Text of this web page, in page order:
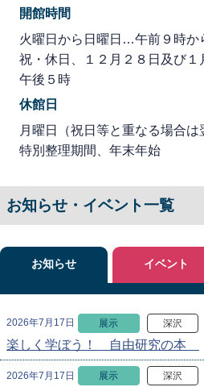
開館時間
火曜日から日曜日…午前９時か
祝・休日、１２月２８日及び
午後５時
休館日
月曜日（祝日等と重なる場合は
特別整理期間、年末年始
お知らせ・イベント一覧
お知らせ
2026年7月17日 展示 深沢
楽しく学ぼう！ 自由研究の本
2026年7月17日 展示 深沢
イベント